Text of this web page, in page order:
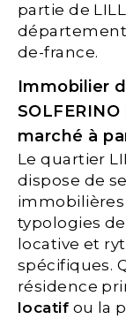
partie de
département
de-france.
Immobilier
marché à
Le quartier
dispose de
immobilières
typologies
locative et
spécifiques.
résidence
locatif ou la